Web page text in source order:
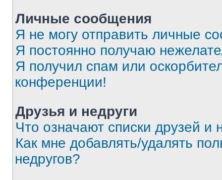
Личные сообщения
Я не могу отправить личные
Я постоянно получаю
Я получил спам или
конференции!
Друзья и недруги
Что означают списки друзей и
Как мне добавлять/удалять
недругов?